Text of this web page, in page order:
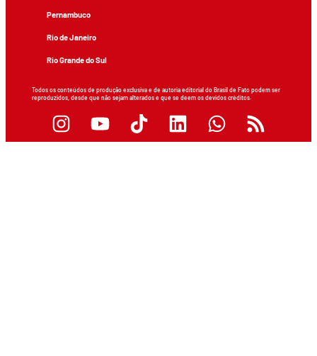
Pernambuco
Rio de Janeiro
Rio Grande do Sul
Todos os conteúdos de produção exclusiva e de autoria editorial do Brasil de Fato podem ser
reproduzidos, desde que não sejam alterados e que se deem os devidos créditos.